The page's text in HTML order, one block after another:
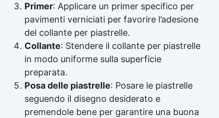
Primer: Applicare un primer specifico per
pavimenti verniciati per favorire l’adesione
del collante per piastrelle.
Collante: Stendere il collante per piastrelle
in modo uniforme sulla superficie
preparata.
Posa delle piastrelle: Posare le piastrelle
seguendo il disegno desiderato e
premendole bene per garantire una buona